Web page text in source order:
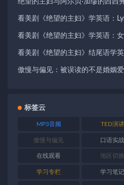
绝望的主妇与阿尔贝·加缪的西西
看美剧《绝望的主妇》学英语：
看美剧《绝望的主妇》学英语：
看美剧《绝望的主妇》结尾语学
傲慢与偏见：被误读的不是婚姻
标签云
MP3音频 TED演讲
傲慢与偏见 口语实战
在线观看 地区切换
学习专栏 学习笔记